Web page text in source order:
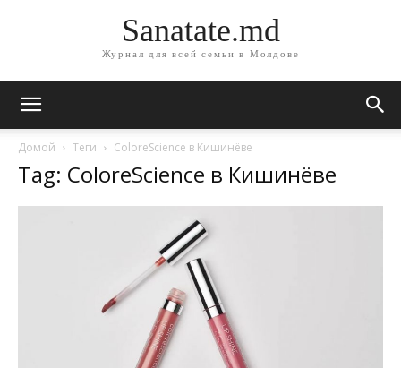
Sanatate.md
Журнал для всей семьи в Молдове
Домой Теги ColoreScience в Кишинёве
Tag: ColoreScience в Кишинёве